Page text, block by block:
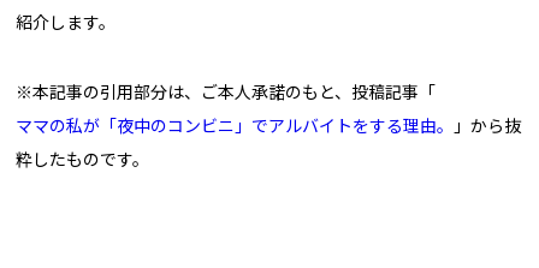
紹介します。
※本記事の引用部分は、ご本人承諾のもと、投稿記事「
ママの私が「夜中のコンビニ」でアルバイトをする理由。
」から抜
粋したものです。